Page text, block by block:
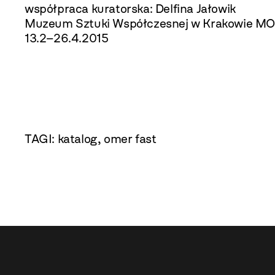
współpraca kuratorska: Delfina Jałowik
Muzeum Sztuki Współczesnej w Krakowie
13.2–26.4.2015
TAGI: katalog, omer fast